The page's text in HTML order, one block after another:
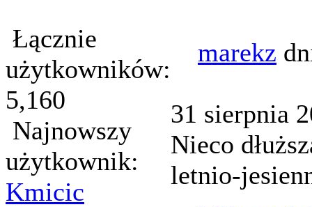
Łącznie
użytkowników:
5,160
Najnowszy
użytkownik:
Kmicic
marekz
31 sierpnia
Nieco
letnio-